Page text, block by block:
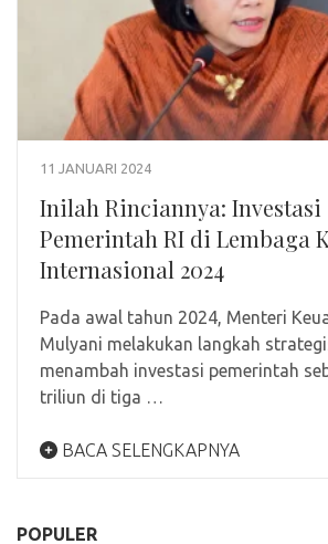
11 JANUARI 2024
Inilah Rinciannya: Investasi
Pemerintah RI di Lembaga
Internasional 2024
Pada awal tahun 2024, Menteri
Mulyani melakukan langkah
menambah investasi pemerintah
triliun di tiga …
BACA SELENGKAPNYA
POPULER